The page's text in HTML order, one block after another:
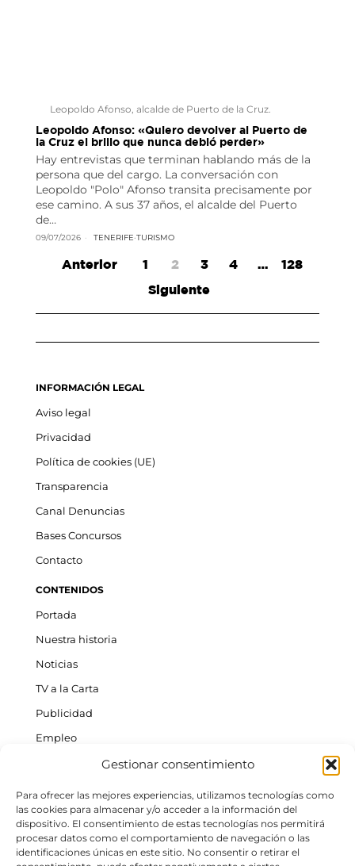
Gestionar consentimiento
Para ofrecer las mejores experiencias, utilizamos tecnologías como
las cookies para almacenar y/o acceder a la información del
dispositivo. El consentimiento de estas tecnologías nos permitirá
procesar datos como el comportamiento de navegación o las
identificaciones únicas en este sitio. No consentir o retirar el
Leopoldo Afonso, alcalde de Puerto de la Cruz.
Leopoldo Afonso: «Quiero devolver al Puerto de
la Cruz el brillo que nunca debió perder»
Hay entrevistas que terminan hablando más de la
persona que del cargo. La conversación con
Leopoldo "Polo" Afonso transita precisamente por
ese camino. A sus 37 años, el alcalde del Puerto
de…
09/07/2026 TENERIFE·TURISMO
Anterior 1 2 3 4 …
128
Siguiente
INFORMACIÓN LEGAL
Aviso legal
Privacidad
Política de cookies (UE)
Transparencia
Canal Denuncias
Bases Concursos
Contacto
CONTENIDOS
Portada
Nuestra historia
Noticias
TV a la Carta
Publicidad
Empleo
ACTUALIDAD INSULAR
Tenerife
Gran Canaria
La Palma